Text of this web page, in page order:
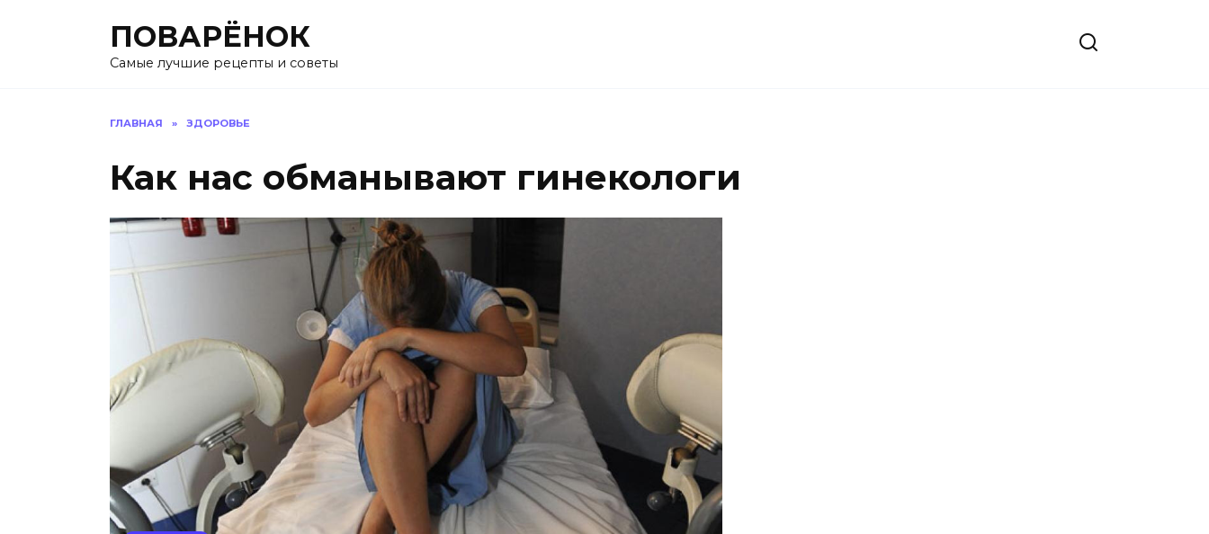
ПОВАРЁНОК
Самые лучшие рецепты и советы
ГЛАВНАЯ » ЗДОРОВЬЕ
Как нас обманывают гинекологи